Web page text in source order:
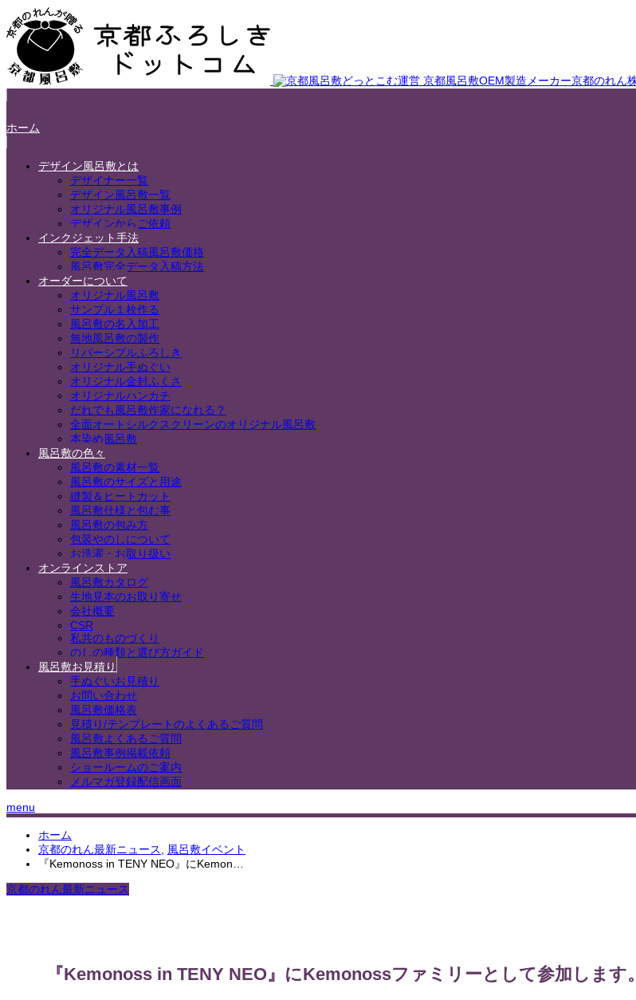
ホーム
デザイン風呂敷とは
デザイナー一覧
デザイン風呂敷一覧
オリジナル風呂敷事例
デザインからご依頼
インクジェット手法
完全データ入稿風呂敷価格
風呂敷完全データ入稿方法
オーダーについて
オリジナル風呂敷
サンプル１枚作る
風呂敷の名入加工
無地風呂敷の製作
リバーシブルふろしき
オリジナル手ぬぐい
オリジナル金封ふくさ
オリジナルハンカチ
だれでも風呂敷作家になれる？
全面オートシルクスクリーンのオリジナル風呂敷
本染め風呂敷
風呂敷の色々
風呂敷の素材一覧
風呂敷のサイズと用途
縫製＆ヒートカット
風呂敷仕様と包む事
風呂敷の包み方
包装やのしについて
お洗濯・お取り扱い
オンラインストア
風呂敷カタログ
生地見本のお取り寄せ
会社概要
CSR
私共のものづくり
のしの種類と選び方ガイド
風呂敷お見積り
手ぬぐいお見積り
お問い合わせ
風呂敷価格表
見積り/テンプレートのよくあるご質問
風呂敷よくあるご質問
風呂敷事例掲載依頼
ショールームのご案内
メルマガ登録配信画面
menu
ホーム
京都のれん最新ニュース
風呂敷イベント
『Kemonoss in TENY NEO』にKemon…
京都のれん最新ニュース
『Kemonoss in TENY NEO』にKemonossファミリーとして参加します。